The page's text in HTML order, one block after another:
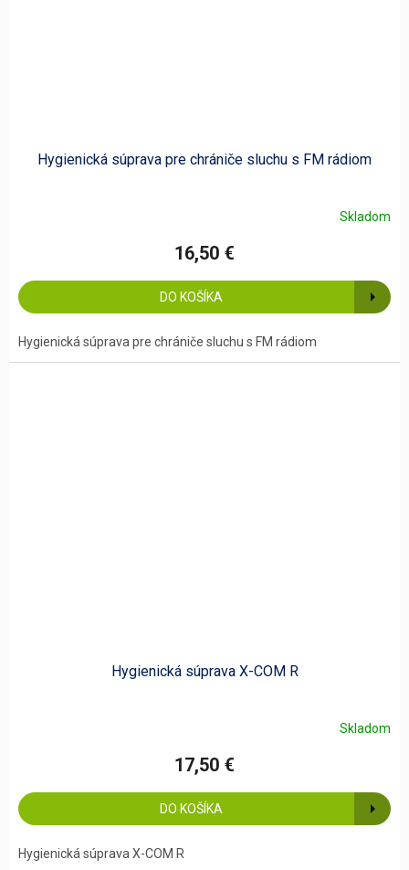
Hygienická súprava pre chrániče sluchu s FM rádiom
Skladom
16,50 €
DO KOŠÍKA
Hygienická súprava pre chrániče sluchu s FM rádiom
Hygienická súprava X-COM R
Skladom
17,50 €
DO KOŠÍKA
Hygienická súprava X-COM R